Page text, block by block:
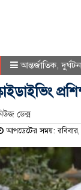
আন্তর্জাতিক,
ডেক্স
আপডেটের সময়: